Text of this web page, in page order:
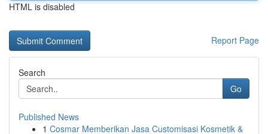
HTML is disabled
Report Page
Search
Go
Published News
1 Cosmar Memberikan Jasa Customisasi Kosmetik &